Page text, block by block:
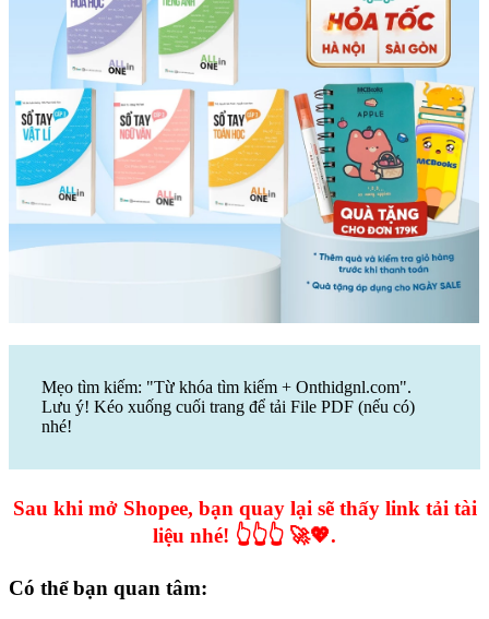
Mẹo tìm kiếm: "Từ khóa tìm kiếm + Onthidgnl.com".
Lưu ý! Kéo xuống cuối trang để tải File PDF (nếu có)
nhé!
Sau khi mở Shopee, bạn quay lại sẽ thấy link tải tài
liệu nhé! 👆👆👆 🚀💖.
Có thể bạn quan tâm: